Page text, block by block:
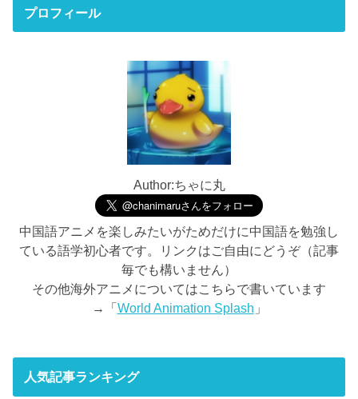
プロフィール
Author:ちゃに丸
中国語アニメを楽しみたいがためだけに中国語を勉強し
ている語学初心者です。リンクはご自由にどうぞ（記事
毎でも構いません）
その他海外アニメについてはこちらで書いています
→「 World Animation Splash 」
人気記事ランキング